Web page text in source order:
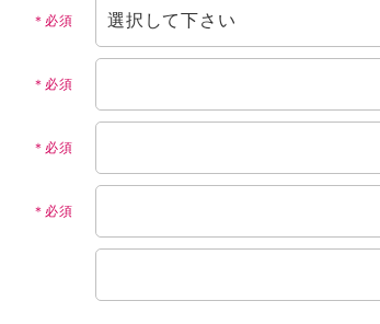
＊必須
＊必須
＊必須
＊必須